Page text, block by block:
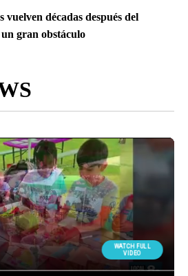
vuelven décadas después del
gran obstáculo